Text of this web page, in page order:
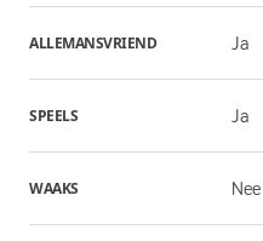
ALLEMANSVRIEND Ja
SPEELS Ja
WAAKS Nee